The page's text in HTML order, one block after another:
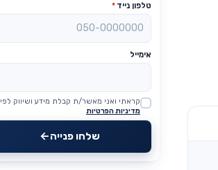
טלפון נייד *
אימייל
Website
קראתי ואני מאשר/ת קבלת מידע ושיווק לפי
מדיניות הפרטיות
שלחו פנייה